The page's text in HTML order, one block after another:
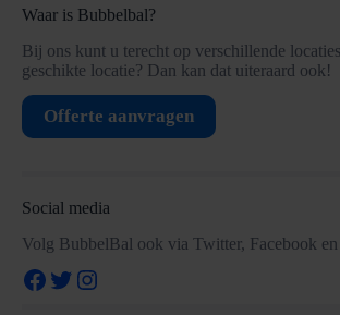
Waar is Bubbelbal?
Bij ons kunt u terecht op verschillende
geschikte locatie? Dan kan dat uiteraard ook!
Offerte aanvragen
Social media
Volg BubbelBal ook via Twitter, Facebook en
Facebook
Twitter
Instagram